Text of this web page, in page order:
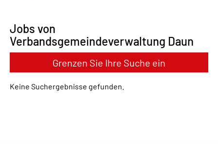
Jobs von
Verbandsgemeindeverwaltung Daun
Grenzen Sie Ihre Suche ein
Keine Suchergebnisse gefunden.